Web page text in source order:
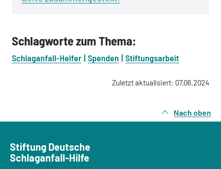
Schlagworte zum Thema:
Schlaganfall-Helfer Spenden Stiftungsarbeit
Zuletzt aktualisiert: 07.06.2024
Nach oben
Stiftung Deutsche
Schlaganfall-Hilfe